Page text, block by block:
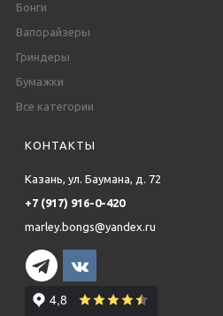
Бонги
Вапорайзеры
Гриндеры
Бумажки
Все категории
КОНТАКТЫ
Казань, ул. Баумана, д. 72
+7 (917) 916-0-420
marley.bongs@yandex.ru